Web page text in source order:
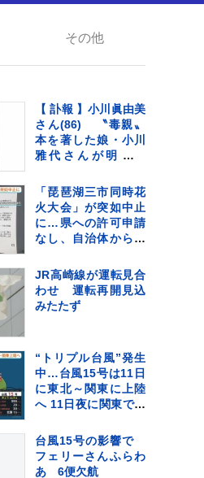
その他
【 訃報 】小川眞由美
さん(86) 〝毒親〟
本を著した娘・小川
雅代さんが明かす
を切っていました」
「生前に仲良くする
ことはできなかっ
た。看取ることもで
きなかった」
「琵琶湖三市同時花
火大会」が突如中止
に…県への許可申請
なし、自治体からは
JR高崎線が運転見合
わせ 運転再開見込
みたたず
“トリプル台風”発生
中…台風15号は11日
に東北～関東に上陸
へ 11日夜に関東で激
報士解説】
台風15号の影響で
フェリーさんふらわ
あ 6便欠航